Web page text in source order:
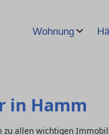
Wohnung
in Hamm
zu allen wichtigen